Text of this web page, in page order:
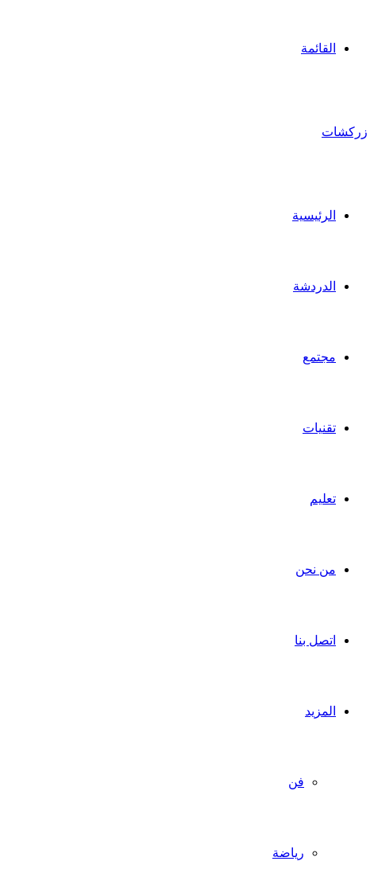
القائمة
زركشات
الرئيسية
الدردشة
مجتمع
تقنيات
تعليم
من نحن
اتصل بنا
المزيد
فن
رياضة